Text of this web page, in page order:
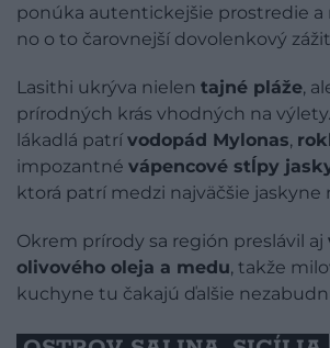
ponúka autentickejšie prostredie a
no o to čarovnejší dovolenkový
Lasithi ukrýva nielen tajné pláže,
prírodných krás vhodných na
lákadlá patrí vodopád Mylonas,
impozantné vápencové stĺpy
ktorá patrí medzi najväčšie jaskyne
Okrem prírody sa región preslávil aj
olivového oleja a medu, takže
kuchyne tu čakajú ďalšie